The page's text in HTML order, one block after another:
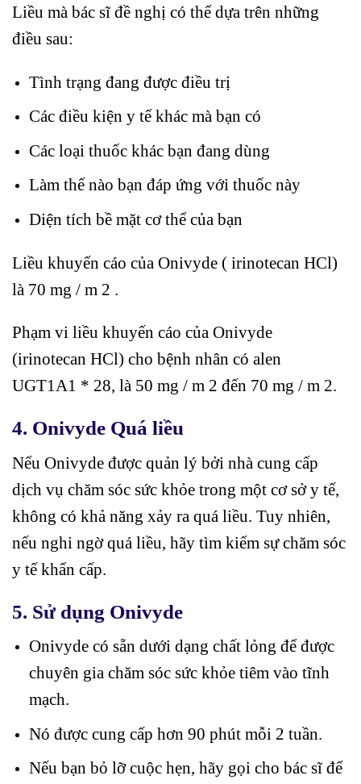
Liều mà bác sĩ đề nghị có thể dựa trên những
điều sau:
Tình trạng đang được điều trị
Các điều kiện y tế khác mà bạn có
Các loại thuốc khác bạn đang dùng
Làm thế nào bạn đáp ứng với thuốc này
Diện tích bề mặt cơ thể của bạn
Liều khuyến cáo của Onivyde ( irinotecan HCl)
là 70 mg / m 2 .
Phạm vi liều khuyến cáo của Onivyde
(irinotecan HCl) cho bệnh nhân có alen
UGT1A1 * 28, là 50 mg / m 2 đến 70 mg / m 2.
4. Onivyde Quá liều
Nếu Onivyde được quản lý bởi nhà cung cấp
dịch vụ chăm sóc sức khỏe trong một cơ sở y tế,
không có khả năng xảy ra quá liều. Tuy nhiên,
nếu nghi ngờ quá liều, hãy tìm kiếm sự chăm sóc
y tế khẩn cấp.
5. Sử dụng Onivyde
Onivyde có sẵn dưới dạng chất lỏng để được
chuyên gia chăm sóc sức khỏe tiêm vào tĩnh
mạch.
Nó được cung cấp hơn 90 phút mỗi 2 tuần.
Nếu bạn bỏ lỡ cuộc hẹn, hãy gọi cho bác sĩ để